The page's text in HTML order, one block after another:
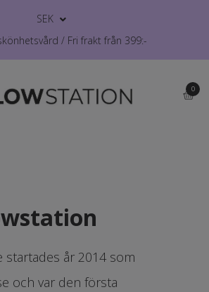
SEK
/ Fri frakt från 399:-
0
startades år 2014 som
och var den första